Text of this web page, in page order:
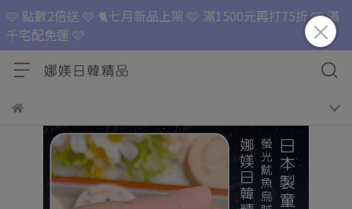
🩷 點數2倍送 🩷 🐈七月新品上架 🩷 滿1500元再打75折 🩷 滿
千宅配免運 🩷